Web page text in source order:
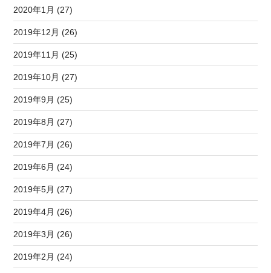
2020年1月 (27)
2019年12月 (26)
2019年11月 (25)
2019年10月 (27)
2019年9月 (25)
2019年8月 (27)
2019年7月 (26)
2019年6月 (24)
2019年5月 (27)
2019年4月 (26)
2019年3月 (26)
2019年2月 (24)